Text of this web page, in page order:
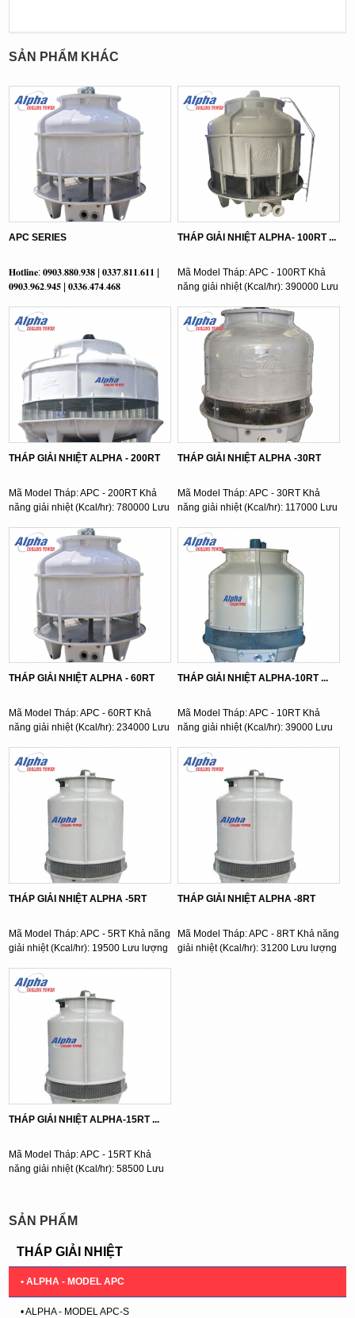
SẢN PHẨM KHÁC
APC SERIES
𝐇𝐨𝐭𝐥𝐢𝐧𝐞: 𝟎𝟗𝟎𝟑.𝟖𝟖𝟎.𝟗𝟑𝟖 | 𝟎𝟑𝟑𝟕.𝟖𝟏𝟏.𝟔𝟏𝟏 |
𝟎𝟗𝟎𝟑.𝟗𝟔𝟐.𝟗𝟒𝟓 | 𝟎𝟑𝟑𝟔.𝟒𝟕𝟒.𝟒𝟔𝟖
THÁP GIẢI NHIỆT ALPHA- 100RT ...
Mã Model Tháp: APC - 100RT Khả
năng giải nhiệt (Kcal/hr): 390000 Lưu
THÁP GIẢI NHIỆT ALPHA - 200RT
Mã Model Tháp: APC - 200RT Khả
năng giải nhiệt (Kcal/hr): 780000 Lưu
THÁP GIẢI NHIỆT ALPHA -30RT
Mã Model Tháp: APC - 30RT Khả
năng giải nhiệt (Kcal/hr): 117000 Lưu
THÁP GIẢI NHIỆT ALPHA - 60RT
Mã Model Tháp: APC - 60RT Khả
năng giải nhiệt (Kcal/hr): 234000 Lưu
THÁP GIẢI NHIỆT ALPHA-10RT ...
Mã Model Tháp: APC - 10RT Khả
năng giải nhiệt (Kcal/hr): 39000 Lưu
THÁP GIẢI NHIỆT ALPHA -5RT
Mã Model Tháp: APC - 5RT Khả năng
giải nhiệt (Kcal/hr): 19500 Lưu lượng
THÁP GIẢI NHIỆT ALPHA -8RT
Mã Model Tháp: APC - 8RT Khả năng
giải nhiệt (Kcal/hr): 31200 Lưu lượng
THÁP GIẢI NHIỆT ALPHA-15RT ...
Mã Model Tháp: APC - 15RT Khả
năng giải nhiệt (Kcal/hr): 58500 Lưu
SẢN PHẨM
THÁP GIẢI NHIỆT
• ALPHA - MODEL APC
• ALPHA - MODEL APC-S